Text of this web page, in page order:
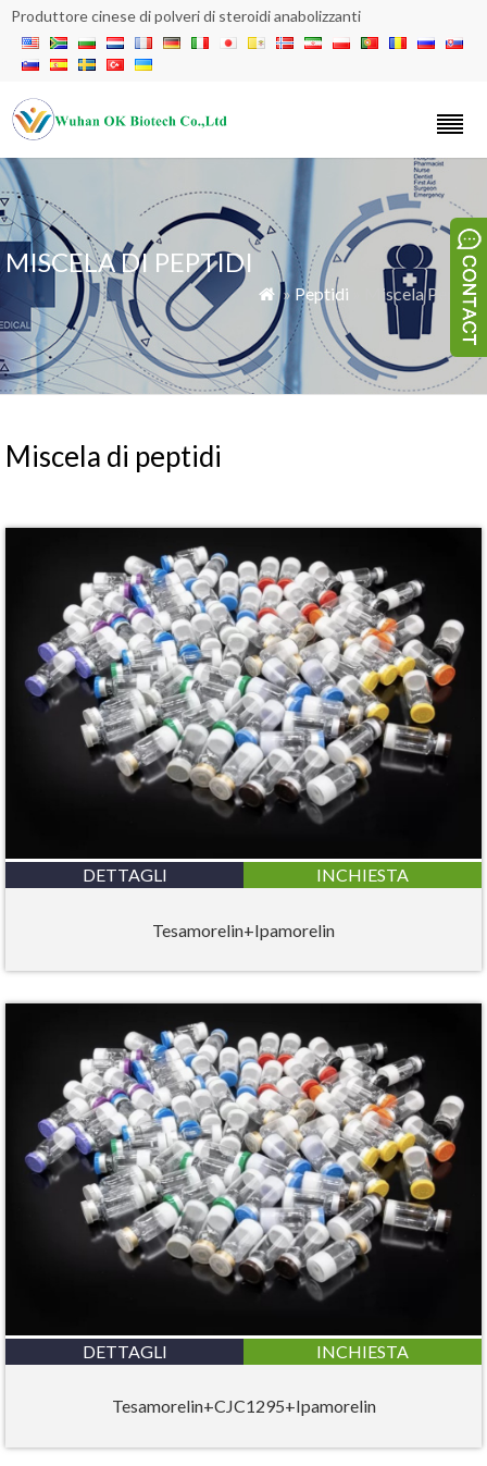
Produttore cinese di polveri di steroidi anabolizzanti
MISCELA DI PEPTIDI
 » Peptidi » Miscela Peptidi
Miscela di peptidi
DETTAGLI INCHIESTA
Tesamorelin+Ipamorelin
DETTAGLI INCHIESTA
Tesamorelin+CJC1295+Ipamorelin